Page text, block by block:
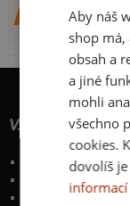
Vše o nákupu
Poštovné a
Garance výměny
Časté otázky
Aby náš
shop
obsah a
a jiné
mohli
všechno
cookies.
dovolíš
informací